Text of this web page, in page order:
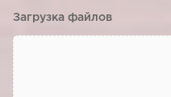
Загрузка файлов